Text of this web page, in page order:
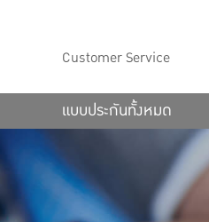
Customer Service
แบบประกันทั้งหมด